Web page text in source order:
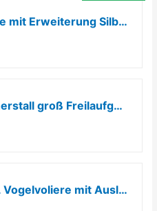
vidaXL Voliere mit Erweiterung Silber 209 x 203 x 216 cm Stahl
vanvilla Hühnerstall groß Freilaufgehege Hühner Voliere Hühner Hühnerstall XXL Voliere Tiergehege Freilaufgehege für Kaninchen Hühnergehege Freilauf groß Kleintierstall XXL Hühner 3x8x2 m
zooprinz XXL Vogelvoliere mit Auslauf – Vollholz & Draht